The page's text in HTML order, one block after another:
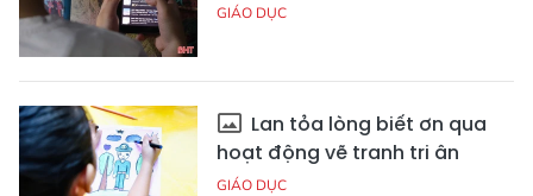
GIÁO DỤC
Lan tỏa lòng biết ơn qua
hoạt động vẽ tranh tri ân
GIÁO DỤC